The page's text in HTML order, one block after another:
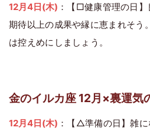
12月4日(木) ：【□健康管理の日】
期待以上の成果や縁に恵まれそう
は控えめにしましょう。
金のイルカ座 12月×裏運気
12月4日(木) ：【△準備の日】雑